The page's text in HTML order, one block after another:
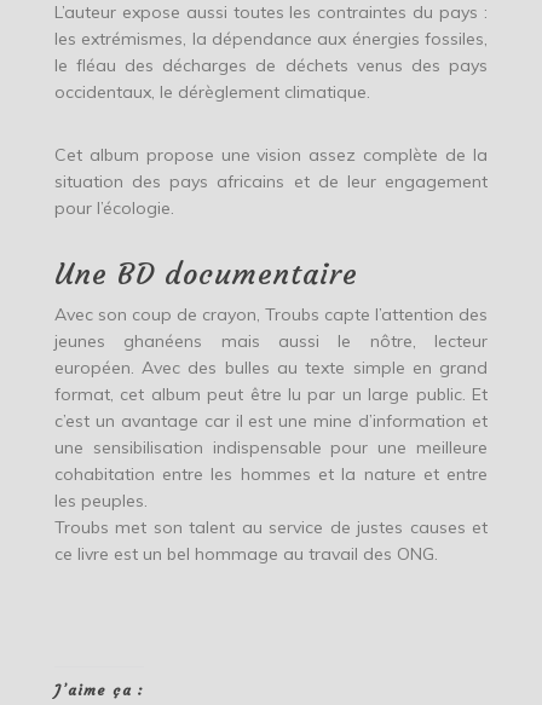
L’auteur expose aussi toutes les contraintes du pays :
les extrémismes, la dépendance aux énergies fossiles,
le fléau des décharges de déchets venus des pays
occidentaux, le dérèglement climatique.
Cet album propose une vision assez complète de la
situation des pays africains et de leur engagement
pour l’écologie.
Une BD documentaire
Avec son coup de crayon, Troubs capte l’attention des
jeunes ghanéens mais aussi le nôtre, lecteur
européen. Avec des bulles au texte simple en grand
format, cet album peut être lu par un large public. Et
c’est un avantage car il est une mine d’information et
une sensibilisation indispensable pour une meilleure
cohabitation entre les hommes et la nature et entre
les peuples.
Troubs met son talent au service de justes causes et
ce livre est un bel hommage au travail des ONG.
J’aime ça :